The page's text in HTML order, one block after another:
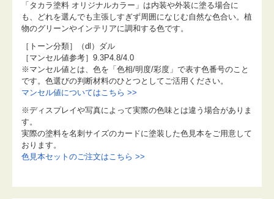
「タカラ塗料 オリジナルカラー」は内装や外装に塗る場合に
も、どれを選んでも主張しすぎず周囲になじむ自然な色合い。植
物のグリーンやインテリアに調和する色です。
［トーン分類］（dl）ダル
［マンセル値参考］9.3P4.8/4.0
※マンセル値とは、色を「色相/明度/彩度」で表す色番号のこと
です。色選びの判断材料のひとつとしてご活用ください。
マンセル値についてはこちら >>
※ディスプレイや写真によって実際の色味とは違う場合がありま
す。
実際の塗料を名刺サイズのカードに塗装した色見本をご用意して
おります。
色見本セットのご注文はこちら >>